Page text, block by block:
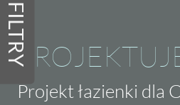
FILTRY
Projekt łazienki dla